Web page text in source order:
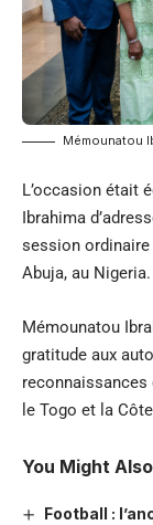
Mémounatou
L’occasion était
Ibrahima
session ordinaire
Abuja, au Nigeria.
Mémounatou
gratitude aux
reconnaissances
le Togo et la
You Might
Football :